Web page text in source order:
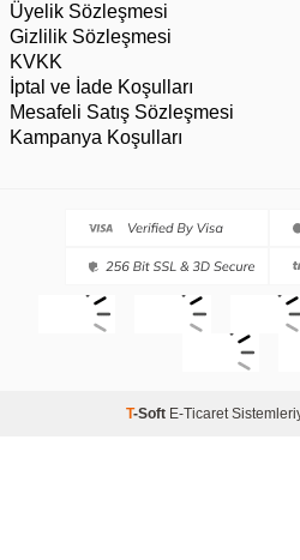
Üyelik Sözleşmesi
Gizlilik Sözleşmesi
KVKK
İptal ve İade Koşulları
Mesafeli Satış Sözleşmesi
Kampanya Koşulları
T-Soft E-Ticaret